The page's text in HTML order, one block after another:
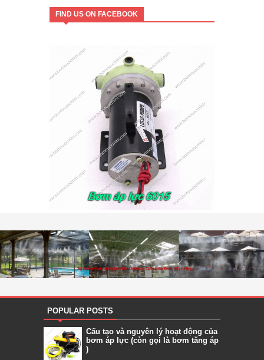
FIND US ON FACEBOOK
POPULAR POSTS
Cấu tạo và nguyên lý hoạt động của
bơm áp lực (còn gọi là bơm tăng áp
)